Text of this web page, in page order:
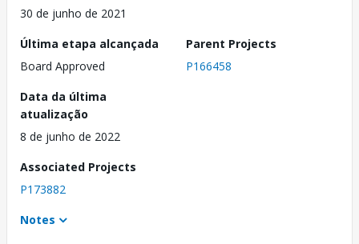
30 de junho de 2021
Última etapa alcançada
Board Approved
Parent Projects
P166458
Data da última
atualização
8 de junho de 2022
Associated Projects
P173882
Notes